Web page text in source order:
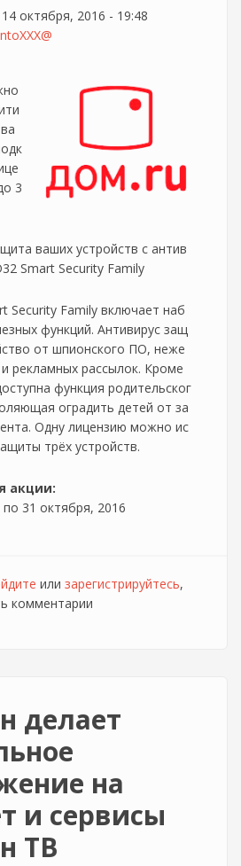
октября, 2016 - 19:48
3
ваших устройств с антив
Smart Security Family
Security Family включает наб
функций. Антивирус защ
от шпионского ПО, неже
рекламных рассылок. Кроме
функция родительског
оградить детей от за
Одну лицензию можно ис
трёх устройств.
акции:
по 31 октября, 2016
скидка на готовую лицензию
при покупке в Дом.ru
или зарегистрируйтесь,
комментарии
делает
на
и сервисы
ТВ